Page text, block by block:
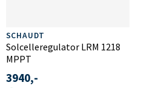
SCHAUDT
Solcelleregulator LRM 1218
MPPT
3940,-